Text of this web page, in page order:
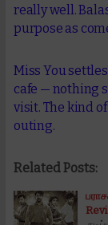
really well.
purpose as
Miss You
cafe — nothing
visit. The kind
outing.
Related Posts: